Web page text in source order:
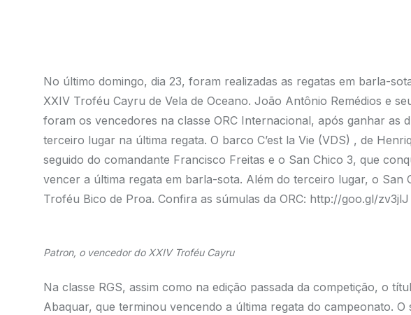
No último domingo, dia 23, foram realizadas as regatas em barla-
XXIV Troféu Cayru de Vela de Oceano. João Antônio Remédios e
foram os vencedores na classe ORC Internacional, após ganhar as
terceiro lugar na última regata. O barco C’est la Vie (VDS) , de
seguido do comandante Francisco Freitas e o San Chico 3, que
vencer a última regata em barla-sota. Além do terceiro lugar, o San
Troféu Bico de Proa. Confira as súmulas da ORC: http://goo.gl/zv3jlJ
Patron, o vencedor do XXIV Troféu Cayru
Na classe RGS, assim como na edição passada da competição, o
Abaquar, que terminou vencendo a última regata do campeonato.